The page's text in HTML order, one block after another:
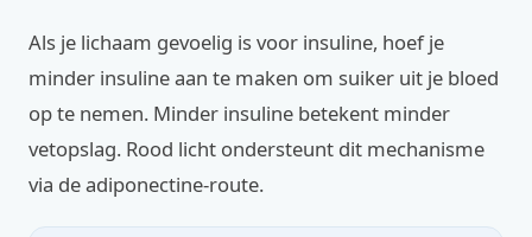
Als je lichaam gevoelig is voor insuline, hoef je
minder insuline aan te maken om suiker uit je bloed
op te nemen. Minder insuline betekent minder
vetopslag. Rood licht ondersteunt dit mechanisme
via de adiponectine-route.